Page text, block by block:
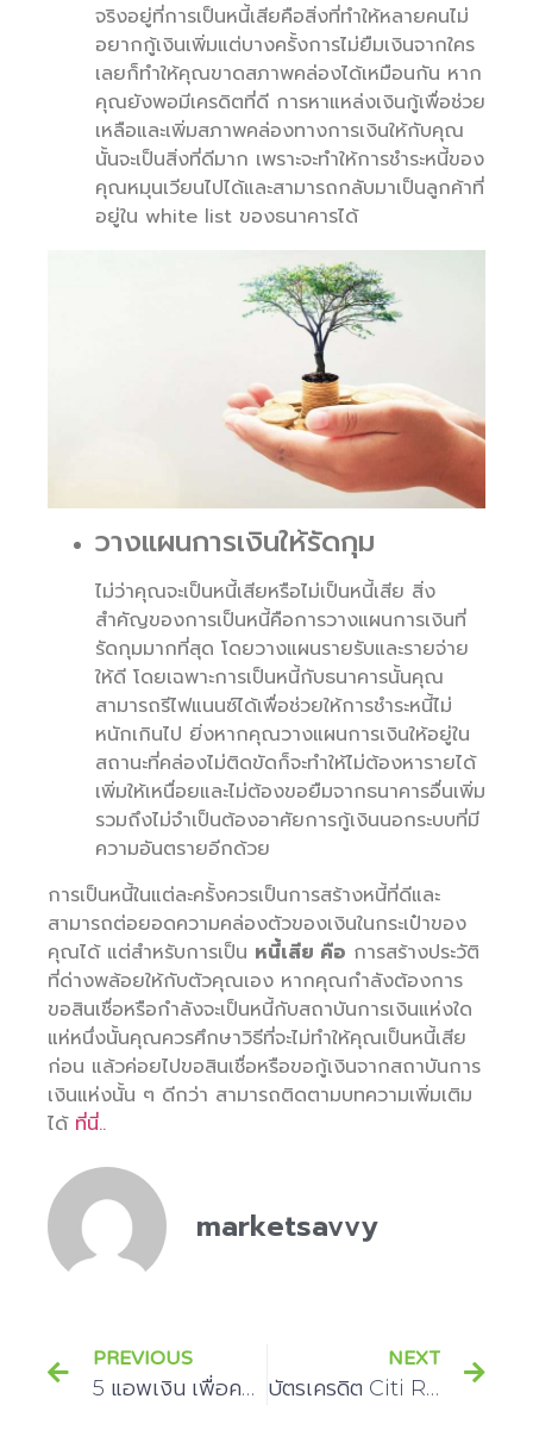
จริงอยู่ที่การเป็นหนี้เสียคือสิ่งที่ทำให้หลายคนไม่
อยากกู้เงินเพิ่มแต่บางครั้งการไม่ยืมเงินจากใคร
เลยก็ทำให้คุณขาดสภาพคล่องได้เหมือนกัน หาก
คุณยังพอมีเครดิตที่ดี การหาแหล่งเงินกู้เพื่อช่วย
เหลือและเพิ่มสภาพคล่องทางการเงินให้กับคุณ
นั้นจะเป็นสิ่งที่ดีมาก เพราะจะทำให้การชำระหนี้ของ
คุณหมุนเวียนไปได้และสามารถกลับมาเป็นลูกค้าที่
อยู่ใน white list ของธนาคารได้
วางแผนการเงินให้รัดกุม
ไม่ว่าคุณจะเป็นหนี้เสียหรือไม่เป็นหนี้เสีย สิ่ง
สำคัญของการเป็นหนี้คือการวางแผนการเงินที่
รัดกุมมากที่สุด โดยวางแผนรายรับและรายจ่าย
ให้ดี โดยเฉพาะการเป็นหนี้กับธนาคารนั้นคุณ
สามารถรีไฟแนนซ์ได้เพื่อช่วยให้การชำระหนี้ไม่
หนักเกินไป ยิ่งหากคุณวางแผนการเงินให้อยู่ใน
สถานะที่คล่องไม่ติดขัดก็จะทำให้ไม่ต้องหารายได้
เพิ่มให้เหนื่อยและไม่ต้องขอยืมจากธนาคารอื่นเพิ่ม
รวมถึงไม่จำเป็นต้องอาศัยการกู้เงินนอกระบบที่มี
ความอันตรายอีกด้วย
การเป็นหนี้ในแต่ละครั้งควรเป็นการสร้างหนี้ที่ดีและ
สามารถต่อยอดความคล่องตัวของเงินในกระเป๋าของ
คุณได้ แต่สำหรับการเป็น หนี้เสีย คือ การสร้างประวัติ
ที่ด่างพล้อยให้กับตัวคุณเอง หากคุณกำลังต้องการ
ขอสินเชื่อหรือกำลังจะเป็นหนี้กับสถาบันการเงินแห่งใด
แห่หนึ่งนั้นคุณควรศึกษาวิธีที่จะไม่ทำให้คุณเป็นหนี้เสีย
ก่อน แล้วค่อยไปขอสินเชื่อหรือขอกู้เงินจากสถาบันการ
เงินแห่งนั้น ๆ ดีกว่า สามารถติดตามบทความเพิ่มเติม
ได้ ที่นี่..
marketsavvy
PREVIOUS
5 แอพเงิน เพื่อคนที่อยากมีผู้ช่วยจัดการเงินในกระเป๋า
NEXT
บัตรเครดิต Citi Rewards บัตรดี ๆ ที่คุณคู่ควร